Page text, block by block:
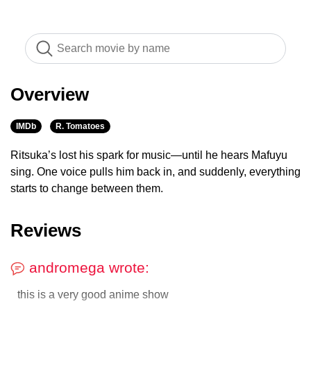
Overview
IMDb R. Tomatoes
Ritsuka’s lost his spark for music—until he hears Mafuyu
sing. One voice pulls him back in, and suddenly, everything
starts to change between them.
Reviews
andromega wrote:
this is a very good anime show